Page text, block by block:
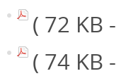
( 72 KB -
( 74 KB -